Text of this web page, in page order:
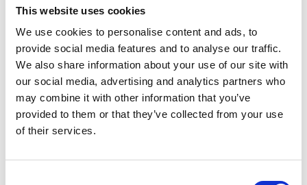
This website uses cookies
We use cookies to personalise content and ads, to
provide social media features and to analyse our traffic.
We also share information about your use of our site with
our social media, advertising and analytics partners who
may combine it with other information that you’ve
provided to them or that they’ve collected from your use
of their services.
Vetande: Växthusodling, Fiskodling, Hummerodling,
Närradio, Tryckeri och skutorna Hawila och Astrid
Finne.Under våren och sommaren 1988 hjälptes
elever och andra frivilliga krafter åt med att skapa en
örtagård efter Ernst Lomenius ritningar.
Det blev en örtagård i fria former med kryddväxter,
läkeväxter, gamla prydnadsväxter och rosor. För att
underlätta arbetet har nu rosorna fått ta större plats.
självständig del av Föreningen Mot Bättre Vetandes